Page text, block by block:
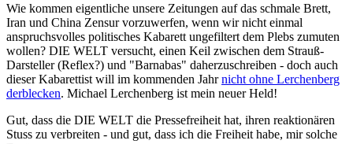
Wie kommen eigentliche unsere Zeitungen auf das schmale Brett,
Iran und China Zensur vorzuwerfen, wenn wir nicht einmal
anspruchsvolles politisches Kabarett ungefiltert dem Plebs zumuten
wollen? DIE WELT versucht, einen Keil zwischen dem Strauß-
Darsteller (Reflex?) und "Barnabas" daherzuschreiben - doch auch
dieser Kabarettist will im kommenden Jahrnicht ohne Lerchenberg
derblecken. Michael Lerchenberg ist mein neuer Held!
Gut, dass die DIE WELT die Pressefreiheit hat, ihren reaktionären
Stuss zu verbreiten - und gut, dass ich die Freiheit habe, mir solche